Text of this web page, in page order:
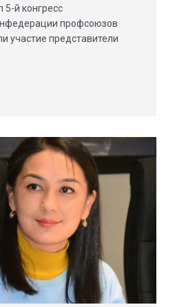
й конгресс
профсоюзов
участие представители